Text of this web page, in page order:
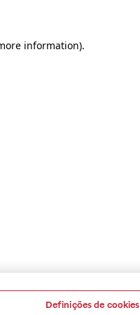
information).
Definições de cookies